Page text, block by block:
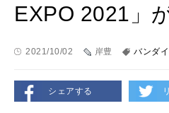
EXPO 2021」
2021/10/02 岸豊 バンダ
シェアする